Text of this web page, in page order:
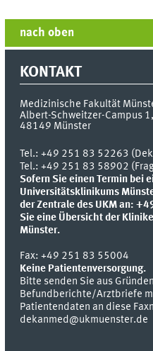
nach oben
KONTAKT
Medizinische Fakultät
Albert-Schweitzer-Campus
48149 Münster
Tel.:+49 251 83 52263
Tel.: +49 251 83 58902
Sofern Sie einen Termin bei
Universitätsklinikums
der Zentrale des UKM an:
Sie eine Übersicht der
Münster.
Fax:+49 251 83 55004
Keine Patientenversorgung.
Bitte senden Sie aus
Befundberichte/Arztbriefe
Patientendaten an diese
dekanmed@ukmuenster.de